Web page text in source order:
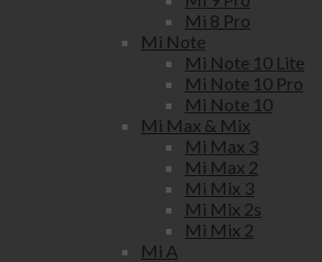
Mi 8 Pro
Mi Note
Mi Note 10 Lite
Mi Note 10 Pro
Mi Note 10
Mi Max & Mix
Mi Max 3
Mi Max 2
Mi Mix 3
Mi Mix 2s
Mi Mix 2
Mi A